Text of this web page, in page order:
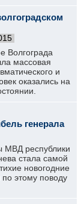
Волгограда
массовая
и
оказались на
генерала
МВД республики
стала самой
новогодние
этому поводу